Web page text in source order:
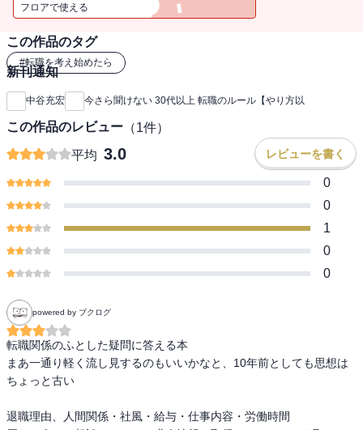
フロアで使える
この作品のタグ
#転職を考え始めたら
新刊通知
中谷充宏 今さら聞けない 30代以上 転職のルール【やり方以
この作品のレビュー （1件）
平均 3.0 レビューを書く
0
0
1
0
0
powered by ブクログ
転職関係のふとした疑問に答える本
まあ一通り軽く流し見するのもいいかなと、10年前としても思想は
ちょっと古い
退職理由、人間関係・社風・給与・仕事内容・労働時間